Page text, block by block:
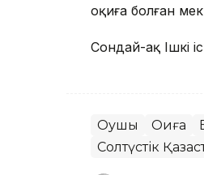
оқиға болған
Сондай-ақ Ішкі
Оқушы Оқиға
Солтүстік